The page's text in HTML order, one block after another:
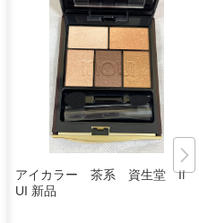
アイカラー 茶系 資生堂 IN
UI 新品